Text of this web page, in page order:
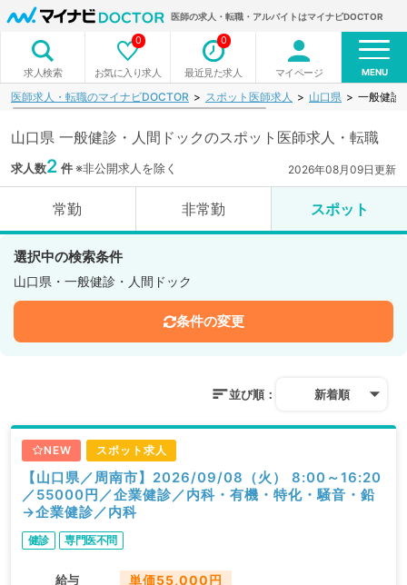
医師の求人・転職・アルバイトはマイナビDOCTOR
求人検索 お気に入り求人
0
最近見た求人
0
マイページ MENU
医師求人・転職のマイナビDOCTOR スポット医師求人 山口県 一般健診
山口県 一般健診・人間ドックのスポット医師求人・転職
求人数2 件※非公開求人を除く 2026年08月09日更新
常勤 非常勤 スポット
選択中の検索条件
山口県・一般健診・人間ドック
条件の変更
並び順： 新着順
NEW スポット求人
【山口県／周南市】2026/09/08（火） 8:00～16:20
／55000円／企業健診／内科・有機・特化・騒音・鉛
→企業健診／内科
健診 専門医不問
給与 単価55,000円